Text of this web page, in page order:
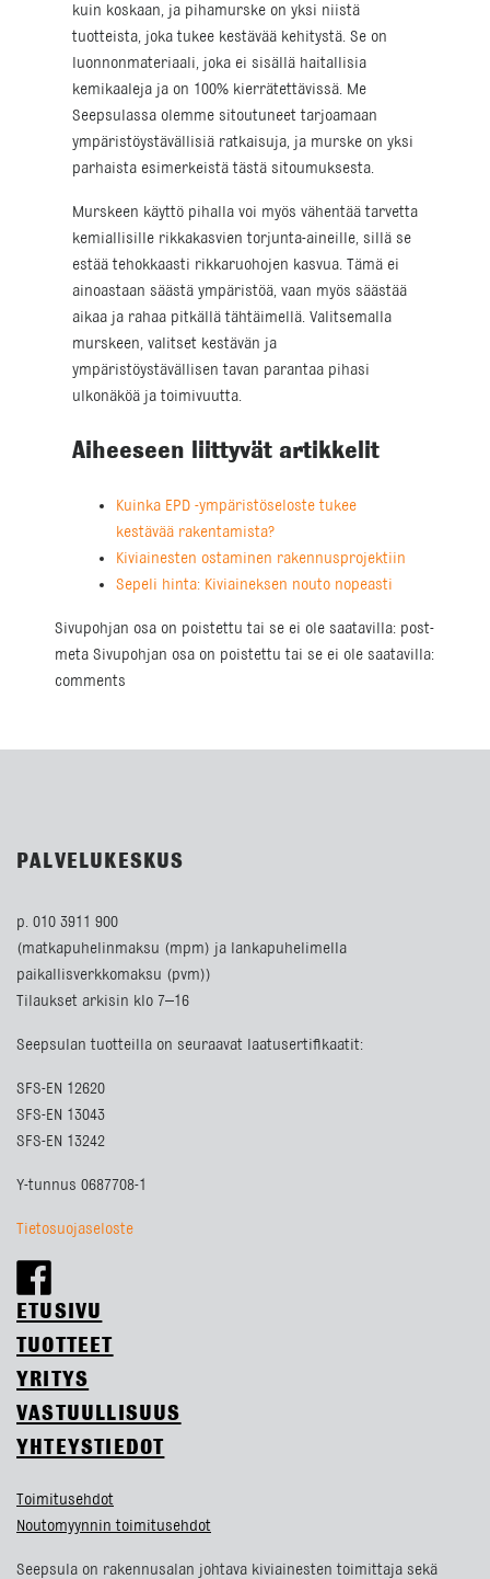
kuin koskaan, ja pihamurske on yksi niistä
tuotteista, joka tukee kestävää kehitystä. Se on
luonnonmateriaali, joka ei sisällä haitallisia
kemikaaleja ja on 100% kierrätettävissä. Me
Seepsulassa olemme sitoutuneet tarjoamaan
ympäristöystävällisiä ratkaisuja, ja murske on yksi
parhaista esimerkeistä tästä sitoumuksesta.
Murskeen käyttö pihalla voi myös vähentää tarvetta
kemiallisille rikkakasvien torjunta-aineille, sillä se
estää tehokkaasti rikkaruohojen kasvua. Tämä ei
ainoastaan säästä ympäristöä, vaan myös säästää
aikaa ja rahaa pitkällä tähtäimellä. Valitsemalla
murskeen, valitset kestävän ja
ympäristöystävällisen tavan parantaa pihasi
ulkonäköä ja toimivuutta.
Aiheeseen liittyvät artikkelit
Kuinka EPD -ympäristöseloste tukee
kestävää rakentamista?
Kiviainesten ostaminen rakennusprojektiin
Sepeli hinta: Kiviaineksen nouto nopeasti
Sivupohjan osa on poistettu tai se ei ole saatavilla: post-
meta Sivupohjan osa on poistettu tai se ei ole saatavilla:
comments
PALVELUKESKUS
p. 010 3911 900
(matkapuhelinmaksu (mpm) ja lankapuhelimella
paikallisverkkomaksu (pvm))
Tilaukset arkisin klo 7–16
Seepsulan tuotteilla on seuraavat laatusertifikaatit:
SFS-EN 12620
SFS-EN 13043
SFS-EN 13242
Y-tunnus 0687708-1
Tietosuojaseloste
ETUSIVU
TUOTTEET
YRITYS
VASTUULLISUUS
YHTEYSTIEDOT
Toimitusehdot
Noutomyynnin toimitusehdot
Seepsula on rakennusalan johtava kiviainesten toimittaja sekä